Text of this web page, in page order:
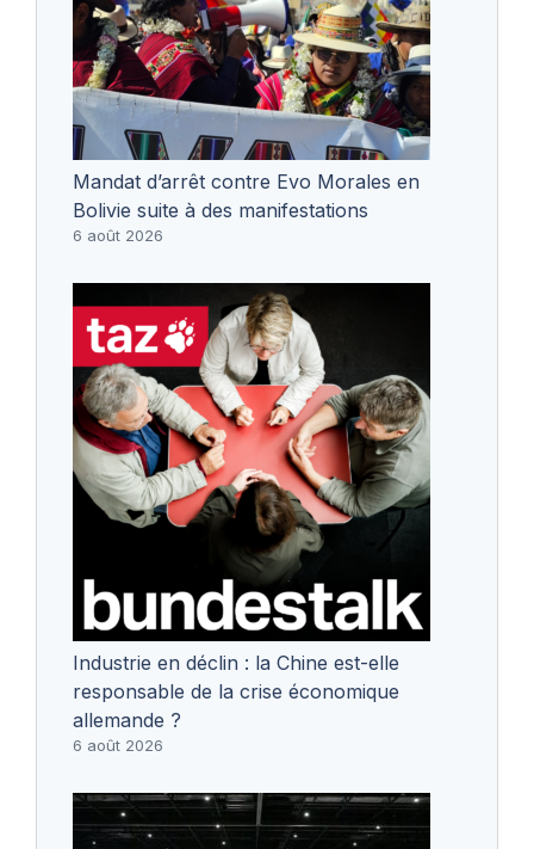
Mandat d’arrêt contre Evo Morales en
Bolivie suite à des manifestations
6 août 2026
Industrie en déclin : la Chine est-elle
responsable de la crise économique
allemande ?
6 août 2026